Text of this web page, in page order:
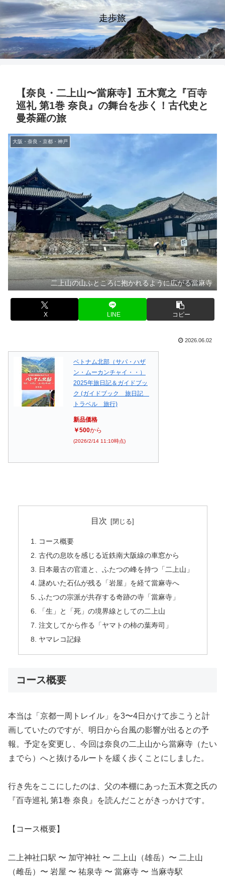
走歩旅
『歩く旅、走る旅』
【奈良・二上山〜當麻寺】五木寛之『百寺
巡礼 第1巻 奈良』の舞台を歩く！古代史と
曼荼羅の旅
大阪・奈良・京都・神戸
二上山の山ふところに抱かれるように広がる當麻寺
X LINE コピー
2026.06.02
ベトナム北部（サパ・ハザ
ン・ムーカンチャイ・・）
2025年旅日記＆ガイドブッ
ク (ガイドブック 旅日記
トラベル 旅行)
新品価格
￥500から
(2026/2/14 11:10時点)
目次
コース概要
古代の息吹を感じる近鉄南大阪線の車窓から
日本最古の官道と、ふたつの峰を持つ「二上山」
謎めいた石仏が残る「岩屋」を経て當麻寺へ
ふたつの宗派が共存する奇跡の寺「當麻寺」
「生」と「死」の境界線としての二上山
注文してから作る「ヤマトの柿の葉寿司」
ヤマレコ記録
コース概要
本当は「京都一周トレイル」を3〜4日かけて歩こうと計
画していたのですが、明日から台風の影響が出るとの予
報。予定を変更し、今回は奈良の二上山から當麻寺（たい
までら）へと抜けるルートを緩く歩くことにしました。
行き先をここにしたのは、父の本棚にあった五木寛之氏の
『百寺巡礼 第1巻 奈良』を読んだことがきっかけです。
【コース概要】
二上神社口駅 〜 加守神社 〜 二上山（雄岳）〜 二上山
（雌岳）〜 岩屋 〜 祐泉寺 〜 當麻寺 〜 当麻寺駅